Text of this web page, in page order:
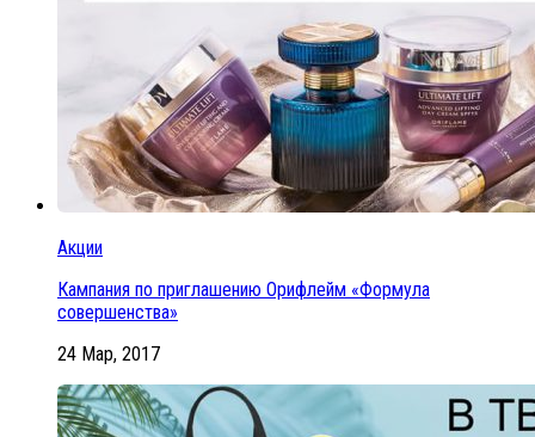
Акции
Кампания по приглашению Орифлейм «Формула
совершенства»
24 Мар, 2017